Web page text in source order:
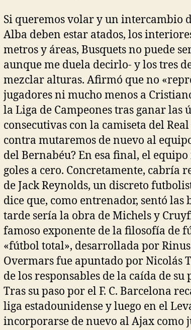
Si queremos volar y un intercambio
Alba deben estar atados, los
metros y áreas, Busquets no puede
aunque me duela decirlo- y los tres
mezclar alturas. Afirmó que no
jugadores ni mucho menos a
la Liga de Campeones tras ganar las
consecutivas con la camiseta del
contra mutaremos de nuevo al
del Bernabéu? En esa final, el
goles a cero. Concretamente, cabría
de Jack Reynolds, un discreto
dice que, como entrenador, sentó las
tarde sería la obra de Michels y
famoso exponente de la filosofía de
«fútbol total», desarrollada por
Overmars fue apuntado por Nicolás
de los responsables de la caída de su
Tras su paso por el F. C. Barcelona
liga estadounidense y luego en el
incorporarse de nuevo al Ajax como